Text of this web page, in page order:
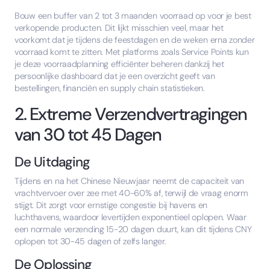
Bouw een buffer van 2 tot 3 maanden voorraad op voor je best
verkopende producten. Dit lijkt misschien veel, maar het
voorkomt dat je tijdens de feestdagen en de weken erna zonder
voorraad komt te zitten. Met platforms zoals Service Points kun
je deze voorraadplanning efficiënter beheren dankzij het
persoonlijke dashboard dat je een overzicht geeft van
bestellingen, financiën en supply chain statistieken.
2. Extreme Verzendvertragingen
van 30 tot 45 Dagen
De Uitdaging
Tijdens en na het Chinese Nieuwjaar neemt de capaciteit van
vrachtvervoer over zee met 40-60% af, terwijl de vraag enorm
stijgt. Dit zorgt voor ernstige congestie bij havens en
luchthavens, waardoor levertijden exponentieel oplopen. Waar
een normale verzending 15-20 dagen duurt, kan dit tijdens CNY
oplopen tot 30-45 dagen of zelfs langer.
De Oplossing